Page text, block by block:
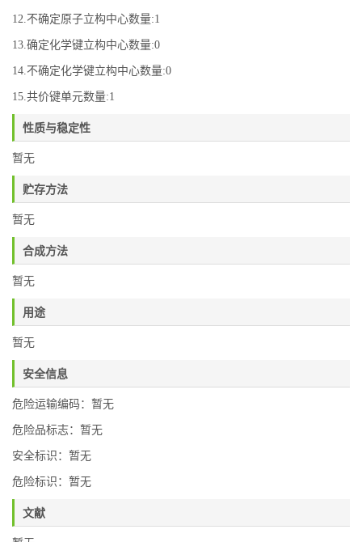
12.不确定原子立构中心数量:1
13.确定化学键立构中心数量:0
14.不确定化学键立构中心数量:0
15.共价键单元数量:1
性质与稳定性
暂无
贮存方法
暂无
合成方法
暂无
用途
暂无
安全信息
危险运输编码：暂无
危险品标志：暂无
安全标识：暂无
危险标识：暂无
文献